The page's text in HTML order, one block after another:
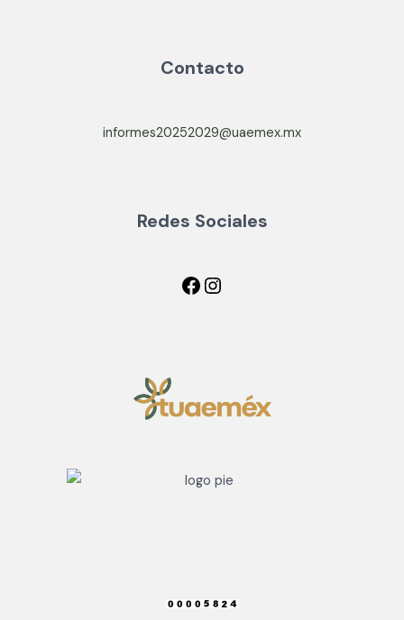
Contacto
informes20252029@uaemex.mx
Redes Sociales